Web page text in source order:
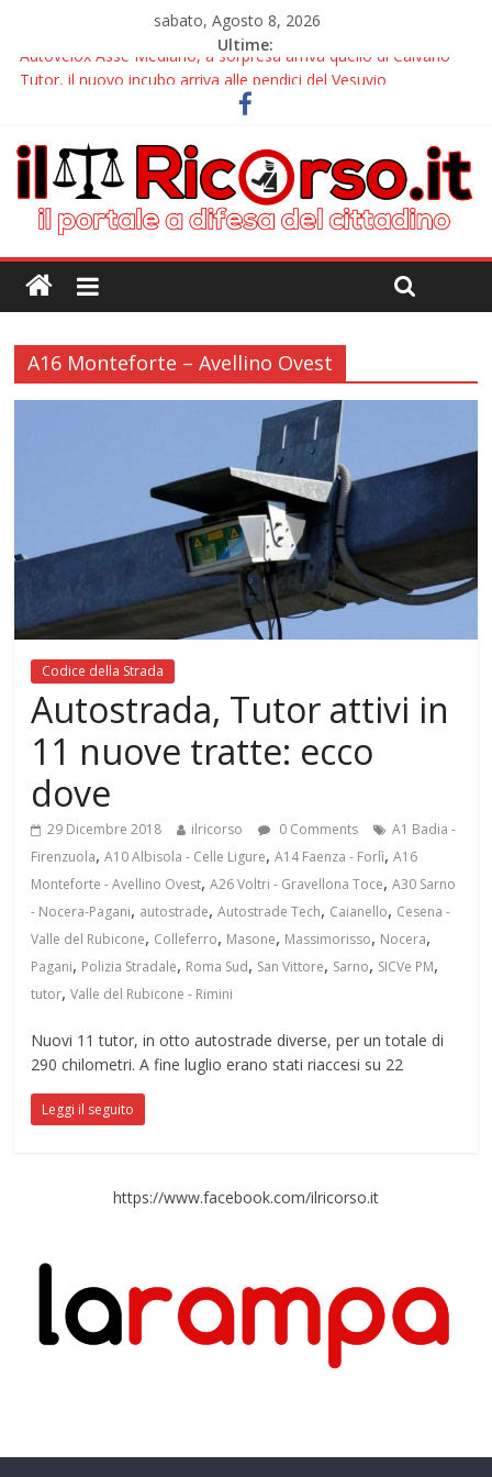
sabato, Agosto 8, 2026
Ultime:
Autovelox Asse Mediano, a sorpresa arriva quello di Caivano
Tutor, il nuovo incubo arriva alle pendici del Vesuvio
Chiusura estiva IlRicorso: le info per contattarci
Autovelox Aversa Nord, dalla disattivazione all’amarezza di chi
ha pagato i verbali
Domiziana, a Cellole arriva il tutor
A16 Monteforte – Avellino Ovest
Codice della Strada
Autostrada, Tutor attivi in
11 nuove tratte: ecco
dove
29 Dicembre 2018 ilricorso 0 Comments
A1 Badia -
Firenzuola,A10 Albisola - Celle Ligure,A14 Faenza - Forlì,A16
Monteforte - Avellino Ovest,A26 Voltri - Gravellona Toce,A30 Sarno
- Nocera-Pagani, autostrade,Autostrade Tech, Caianello, Cesena -
Valle del Rubicone, Colleferro, Masone, Massimorisso, Nocera,
Pagani, Polizia Stradale, Roma Sud, San Vittore, Sarno, SICVe PM,
tutor,Valle del Rubicone - Rimini
Nuovi 11 tutor, in otto autostrade diverse, per un totale di
290 chilometri. A fine luglio erano stati riaccesi su 22
Leggi il seguito
https://www.facebook.com/ilricorso.it